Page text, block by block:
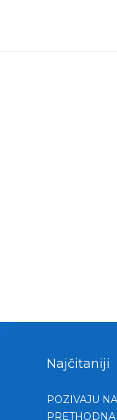
Najčitaniji
POZIVAJU